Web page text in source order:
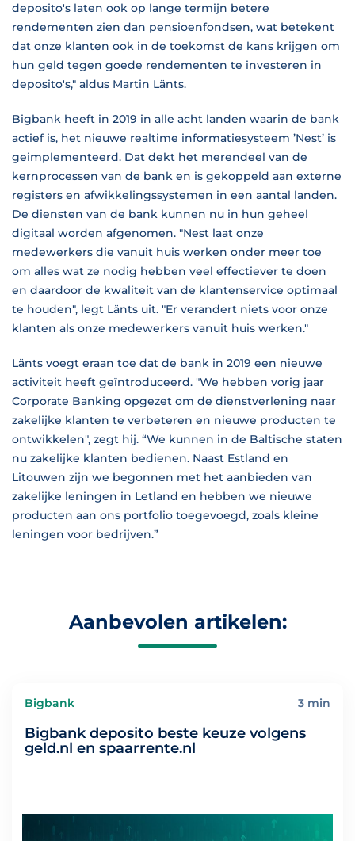
deposito's laten ook op lange termijn betere
rendementen zien dan pensioenfondsen, wat betekent
dat onze klanten ook in de toekomst de kans krijgen om
hun geld tegen goede rendementen te investeren in
deposito's," aldus Martin Länts.
Bigbank heeft in 2019 in alle acht landen waarin de bank
actief is, het nieuwe realtime informatiesysteem ’Nest’ is
geimplementeerd. Dat dekt het merendeel van de
kernprocessen van de bank en is gekoppeld aan externe
registers en afwikkelingssystemen in een aantal landen.
De diensten van de bank kunnen nu in hun geheel
digitaal worden afgenomen. "Nest laat onze
medewerkers die vanuit huis werken onder meer toe
om alles wat ze nodig hebben veel effectiever te doen
en daardoor de kwaliteit van de klantenservice optimaal
te houden", legt Länts uit. "Er verandert niets voor onze
klanten als onze medewerkers vanuit huis werken."
Länts voegt eraan toe dat de bank in 2019 een nieuwe
activiteit heeft geïntroduceerd. "We hebben vorig jaar
Corporate Banking opgezet om de dienstverlening naar
zakelijke klanten te verbeteren en nieuwe producten te
ontwikkelen", zegt hij. “We kunnen in de Baltische staten
nu zakelijke klanten bedienen. Naast Estland en
Litouwen zijn we begonnen met het aanbieden van
zakelijke leningen in Letland en hebben we nieuwe
producten aan ons portfolio toegevoegd, zoals kleine
leningen voor bedrijven.”
Aanbevolen artikelen:
Bigbank 3 min
Bigbank deposito beste keuze volgens
geld.nl en spaarrente.nl